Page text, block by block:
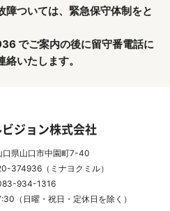
障ついては、緊急保守体制をと
でご案内の後に留守番電話に
いたします。
ジョン株式会社
県山口市中園町7-40
374936（ミナヨクミル）
934-1316
（日曜・祝日・定休日を除く）